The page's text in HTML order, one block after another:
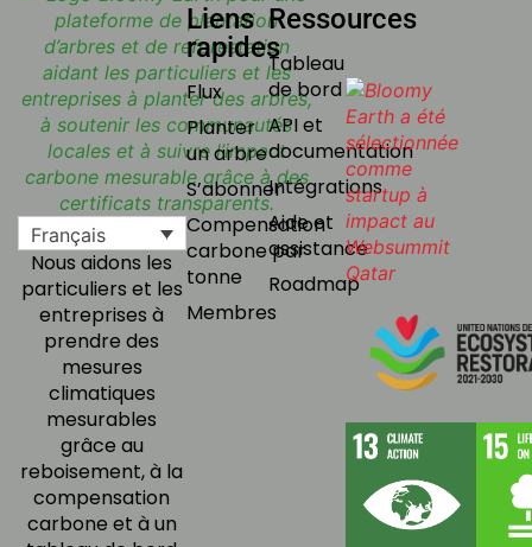
Français
Nous aidons les
particuliers et les
entreprises à
prendre des
mesures
climatiques
mesurables
grâce au
reboisement, à la
compensation
carbone et à un
Liens
rapides
Flux
Planter
un arbre
S’abonner
Compensation
carbone par
tonne
Membres
Ressources
Tableau
de bord
API et
documentation
Intégrations
Aide et
assistance
Roadmap